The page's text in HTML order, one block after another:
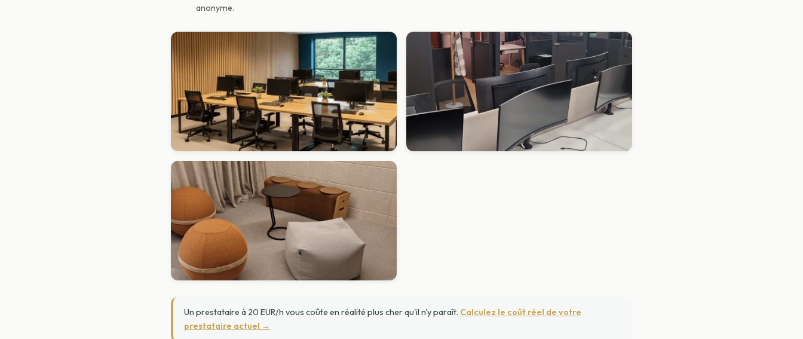
anonyme.
Un prestataire à 20 EUR/h vous coûte en réalité plus cher qu'il n'y paraît. Calculez le coût réel de votre
prestataire actuel →